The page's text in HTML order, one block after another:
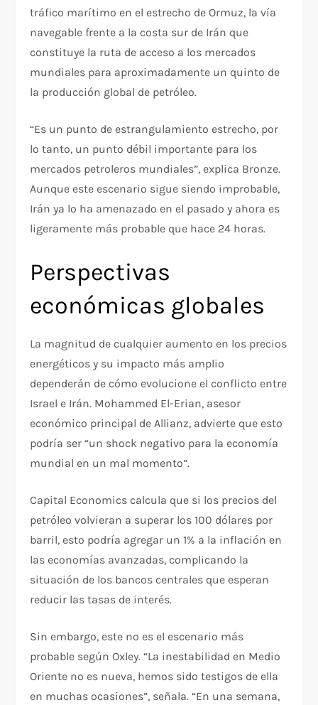
tráfico marítimo en el estrecho de Ormuz, la vía
navegable frente a la costa sur de Irán que
constituye la ruta de acceso a los mercados
mundiales para aproximadamente un quinto de
la producción global de petróleo.
“Es un punto de estrangulamiento estrecho, por
lo tanto, un punto débil importante para los
mercados petroleros mundiales”, explica Bronze.
Aunque este escenario sigue siendo improbable,
Irán ya lo ha amenazado en el pasado y ahora es
ligeramente más probable que hace 24 horas.
Perspectivas
económicas globales
La magnitud de cualquier aumento en los precios
energéticos y su impacto más amplio
dependerán de cómo evolucione el conflicto entre
Israel e Irán. Mohammed El-Erian, asesor
económico principal de Allianz, advierte que esto
podría ser “un shock negativo para la economía
mundial en un mal momento”.
Capital Economics calcula que si los precios del
petróleo volvieran a superar los 100 dólares por
barril, esto podría agregar un 1% a la inflación en
las economías avanzadas, complicando la
situación de los bancos centrales que esperan
reducir las tasas de interés.
Sin embargo, este no es el escenario más
probable según Oxley. “La inestabilidad en Medio
Oriente no es nueva, hemos sido testigos de ella
en muchas ocasiones”, señala. “En una semana,